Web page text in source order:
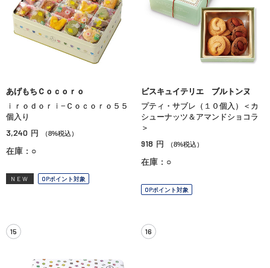
あげもちＣｏｃｏｒｏ
ｉｒｏｄｏｒｉ−Ｃｏｃｏｒｏ５５
個入り
3,240 円 （8%税込）
在庫：○
NEW OPポイント対象
ビスキュイテリエ ブルトンヌ
プティ・サブレ（１０個入）＜カ
シューナッツ＆アマンドショコラ
＞
918 円 （8%税込）
在庫：○
OPポイント対象
15 16